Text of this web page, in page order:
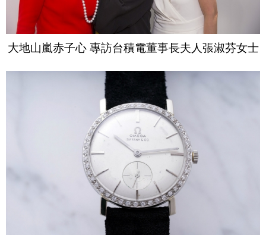
大地山嵐赤子心 專訪台積電董事長夫人張淑芬女士